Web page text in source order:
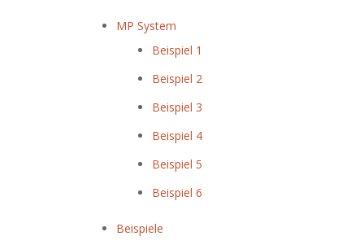
MP System
Beispiel 1
Beispiel 2
Beispiel 3
Beispiel 4
Beispiel 5
Beispiel 6
Beispiele